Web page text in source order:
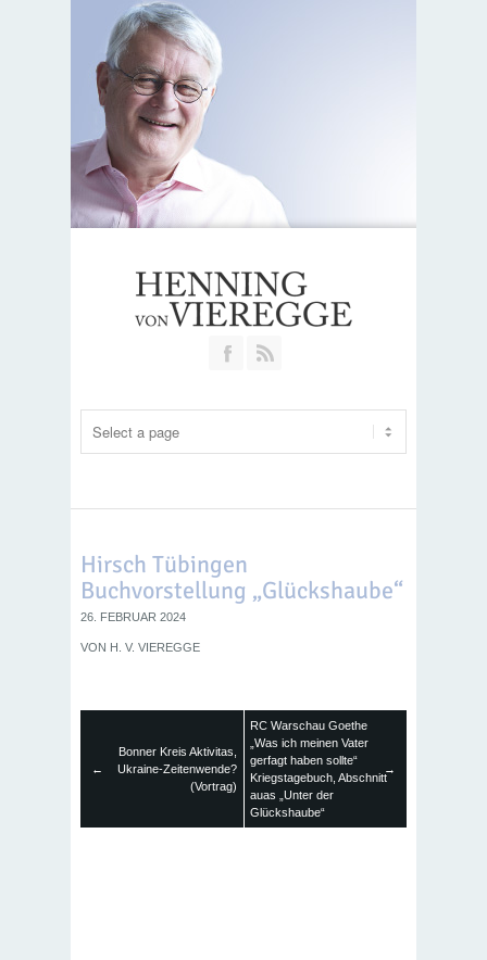
Join our Facebook Group
Hirsch Tübingen
Buchvorstellung „Glückshaube“
26. FEBRUAR 2024
VON H. V. VIEREGGE
←
Bonner Kreis Aktivitas,
Ukraine-Zeitenwende?
(Vortrag)
RC Warschau Goethe
„Was ich meinen Vater
gerfagt haben sollte“
Kriegstagebuch, Abschnitt
auas „Unter der
Glückshaube“
→